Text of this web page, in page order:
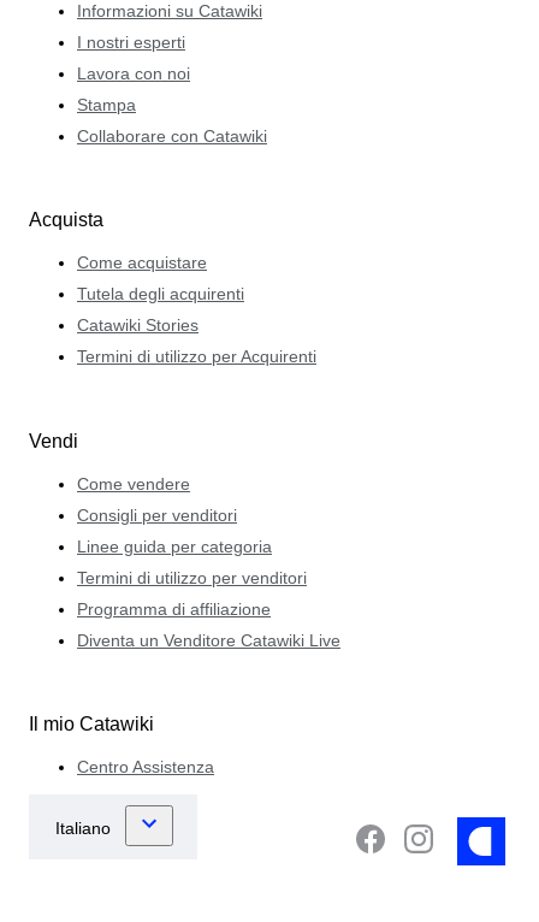
Informazioni su Catawiki
I nostri esperti
Lavora con noi
Stampa
Collaborare con Catawiki
Acquista
Come acquistare
Tutela degli acquirenti
Catawiki Stories
Termini di utilizzo per Acquirenti
Vendi
Come vendere
Consigli per venditori
Linee guida per categoria
Termini di utilizzo per venditori
Programma di affiliazione
Diventa un Venditore Catawiki Live
Il mio Catawiki
Centro Assistenza